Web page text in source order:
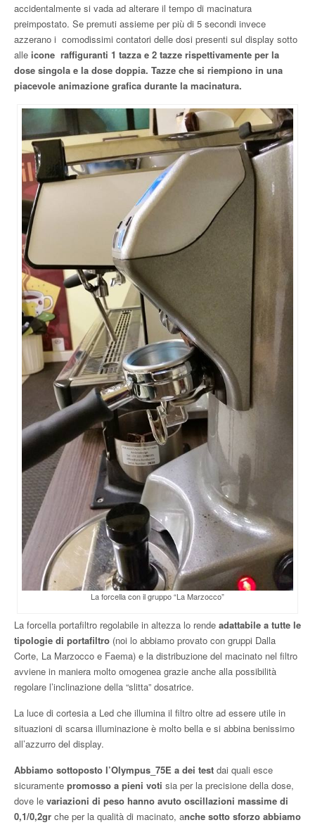
accidentalmente si vada ad alterare il tempo di macinatura
preimpostato. Se premuti assieme per più di 5 secondi invece
azzerano i comodissimi contatori delle dosi presenti sul display sotto
alle icone raffiguranti 1 tazza e 2 tazze rispettivamente per la
dose singola e la dose doppia. Tazze che si riempiono in una
piacevole animazione grafica durante la macinatura.
La forcella con il gruppo “La Marzocco”
La forcella portafiltro regolabile in altezza lo rende adattabile a tutte le
tipologie di portafiltro (noi lo abbiamo provato con gruppi Dalla
Corte, La Marzocco e Faema) e la distribuzione del macinato nel filtro
avviene in maniera molto omogenea grazie anche alla possibilità
regolare l’inclinazione della “slitta” dosatrice.
La luce di cortesia a Led che illumina il filtro oltre ad essere utile in
situazioni di scarsa illuminazione è molto bella e si abbina benissimo
all’azzurro del display.
Abbiamo sottoposto l’Olympus_75E a dei test dai quali esce
sicuramente promosso a pieni voti sia per la precisione della dose,
dove le variazioni di peso hanno avuto oscillazioni massime di
0,1/0,2gr che per la qualità di macinato, anche sotto sforzo abbiamo